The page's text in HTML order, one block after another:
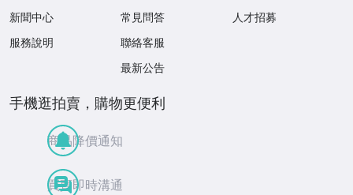
新聞中心
服務說明
常見問答
聯絡客服
最新公告
人才招募
手機逛拍賣，購物更便利
商品降價通知
買賣即時溝通